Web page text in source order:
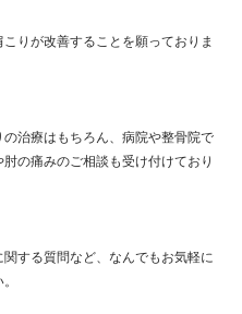
りが改善することを願っておりま
の治療はもちろん、病院や整骨院で
の痛みのご相談も受け付けており
する質問など、なんでもお気軽に